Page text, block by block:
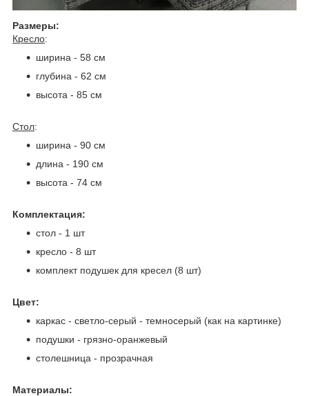
Размеры:
Кресло:
ширина - 58 см
глубина - 62 см
высота - 85 см
Стол:
ширина - 90 см
длина - 190 см
высота - 74 см
Комплектация:
стол - 1 шт
кресло - 8 шт
комплект подушек для кресел (8 шт)
Цвет:
каркас - светло-серый - темносерый (как на картинке)
подушки - грязно-оранжевый
столешница - прозрачная
Материалы: